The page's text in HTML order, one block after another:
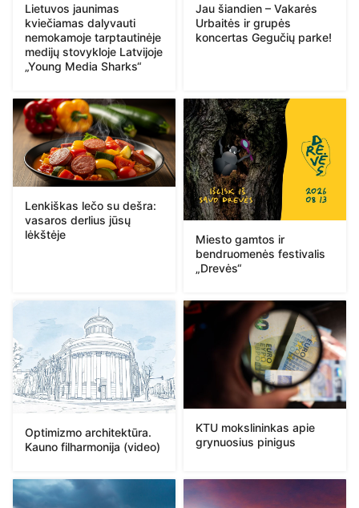
Lietuvos jaunimas
kviečiamas dalyvauti
nemokamoje tarptautinėje
medijų stovykloje Latvijoje
„Young Media Sharks“
Jau šiandien – Vakarės
Urbaitės ir grupės
koncertas Gegučių parke!
Lenkiškas lečo su dešra:
vasaros derlius jūsų
lėkštėje
Miesto gamtos ir
bendruomenės festivalis
„Drevės“
Optimizmo architektūra.
Kauno filharmonija (video)
KTU mokslininkas apie
grynuosius pinigus